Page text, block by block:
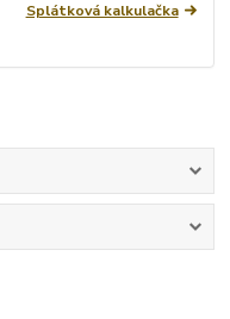
Splátková kalkulačka